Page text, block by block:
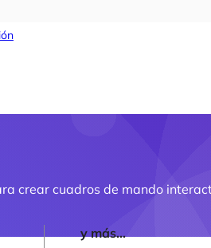
y más...
crear cuadros de mando